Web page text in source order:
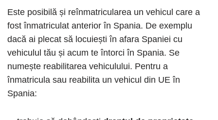
Este posibilă și reînmatricularea un vehicul care a
fost înmatriculat anterior în Spania. De exemplu
dacă ai plecat să locuiești în afara Spaniei cu
vehiculul tău și acum te întorci în Spania. Se
numește reabilitarea vehiculului. Pentru a
înmatricula sau reabilita un vehicul din UE în
Spania: